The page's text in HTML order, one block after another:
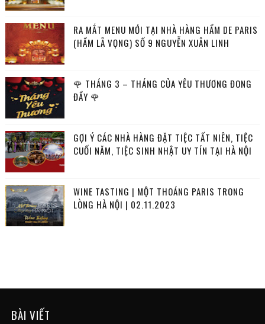
RA MẮT MENU MỚI TẠI NHÀ HÀNG HẦM DE PARIS
(HẦM LÃ VỌNG) SỐ 9 NGUYỄN XUÂN LINH
🌹 THÁNG 3 – THÁNG CỦA YÊU THƯƠNG ĐONG
ĐẦY 🌹
GỢI Ý CÁC NHÀ HÀNG ĐẶT TIỆC TẤT NIÊN, TIỆC
CUỐI NĂM, TIỆC SINH NHẬT UY TÍN TẠI HÀ NỘI
WINE TASTING | MỘT THOÁNG PARIS TRONG
LÒNG HÀ NỘI | 02.11.2023
BÀI VIẾT